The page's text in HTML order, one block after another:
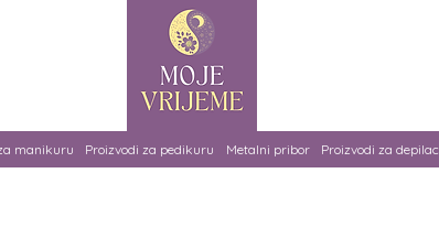
manikuru Proizvodi za pedikuru Metalni pribor Proizvodi za